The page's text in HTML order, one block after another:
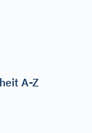
A-Z